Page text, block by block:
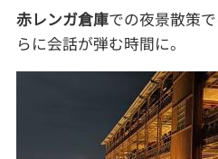
赤レンガ倉庫での夜景散策
らに会話が弾む時間に。